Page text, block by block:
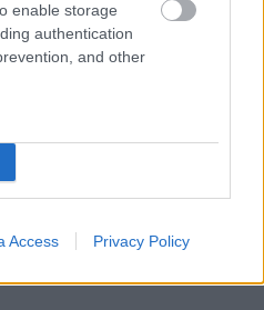
enable storage
authentication
and other
Access Privacy Policy